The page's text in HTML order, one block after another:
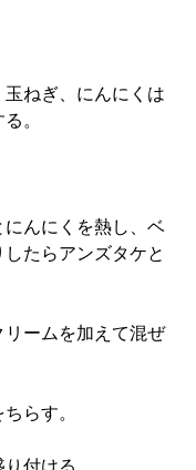
ねぎ、にんにくは
。
んにくを熱し、ベ
たらアンズタケと
ームを加えて混ぜ
らす。
付ける。